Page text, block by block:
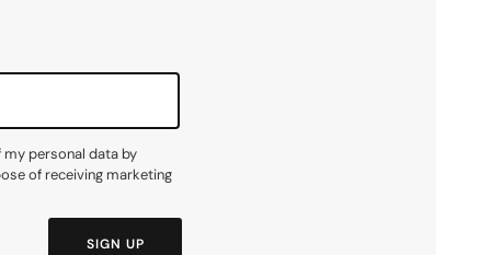
personal data by
of receiving marketing
SIGN UP